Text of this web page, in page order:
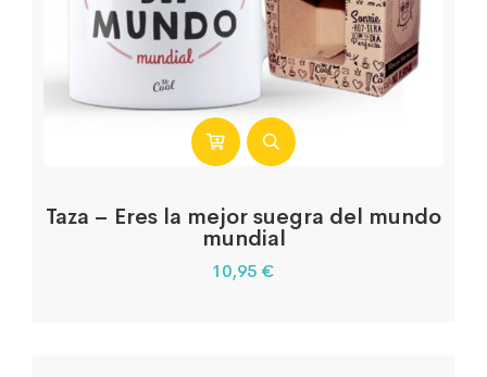
Taza – Eres la mejor suegra del mundo
mundial
10,95 €